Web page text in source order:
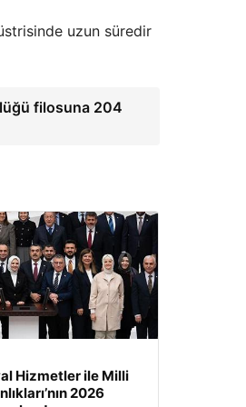
uzun süredir
filosuna 204
Hizmetler ile Milli
2026